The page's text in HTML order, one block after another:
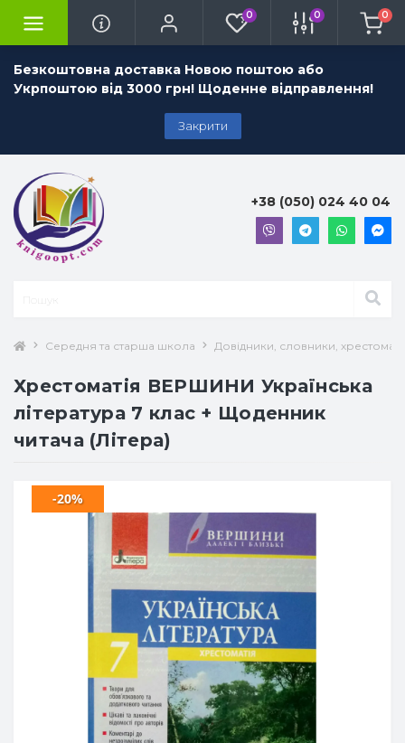
Безкоштовна доставка Новою поштою або
Укрпоштою від 3000 грн! Щоденне відправлення!
Закрити
0 0 0
+38 (050) 024 40 04
Середня та старша школа Довідники, словники, хрестоматії
Хрестоматія ВЕРШИНИ Українська
література 7 клас + Щоденник
читача (Літера)
-20%